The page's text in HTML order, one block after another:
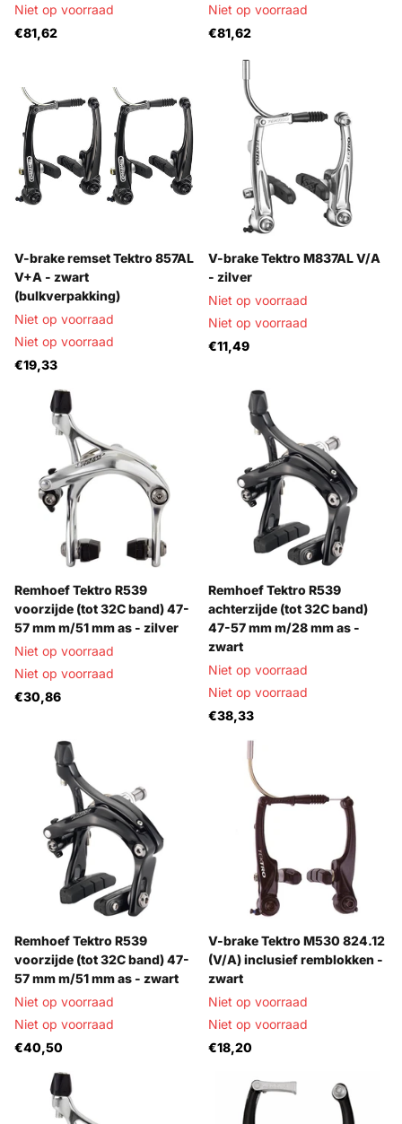
Niet op voorraad
€81,62
Niet op voorraad
€81,62
V-brake remset Tektro 857AL
V+A - zwart
(bulkverpakking)
Niet op voorraad
Niet op voorraad
€19,33
V-brake Tektro M837AL V/A
- zilver
Niet op voorraad
Niet op voorraad
€11,49
Remhoef Tektro R539
voorzijde (tot 32C band) 47-
57 mm m/51 mm as - zilver
Niet op voorraad
Niet op voorraad
€30,86
Remhoef Tektro R539
achterzijde (tot 32C band)
47-57 mm m/28 mm as -
zwart
Niet op voorraad
Niet op voorraad
€38,33
Remhoef Tektro R539
voorzijde (tot 32C band) 47-
57 mm m/51 mm as - zwart
Niet op voorraad
Niet op voorraad
€40,50
V-brake Tektro M530 824.12
(V/A) inclusief remblokken -
zwart
Niet op voorraad
Niet op voorraad
€18,20